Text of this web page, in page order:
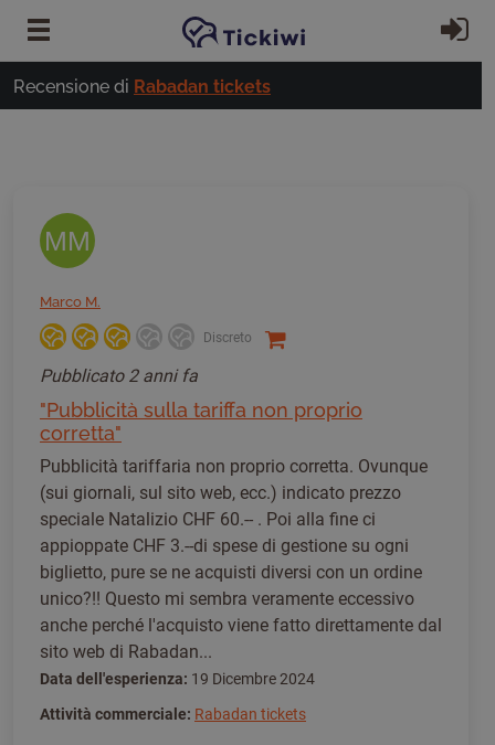
Vai al contenuto principale
Recensione di Rabadan tickets
MM
Marco M.
Discreto
Pubblicato 2 anni fa
"Pubblicità sulla tariffa non proprio
corretta"
Pubblicità tariffaria non proprio corretta. Ovunque
(sui giornali, sul sito web, ecc.) indicato prezzo
speciale Natalizio CHF 60.-- . Poi alla fine ci
appioppate CHF 3.--di spese di gestione su ogni
biglietto, pure se ne acquisti diversi con un ordine
unico?!! Questo mi sembra veramente eccessivo
anche perché l'acquisto viene fatto direttamente dal
sito web di Rabadan...
Data dell'esperienza: 19 Dicembre 2024
Attività commerciale: Rabadan tickets